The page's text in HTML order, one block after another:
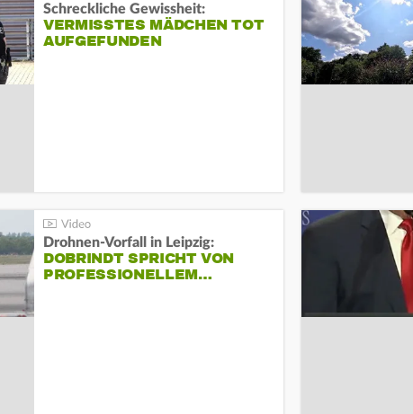
Schreckliche Gewissheit:
VERMISSTES MÄDCHEN TOT
AUFGEFUNDEN
Drohnen-Vorfall in Leipzig:
DOBRINDT SPRICHT VON
PROFESSIONELLEM…